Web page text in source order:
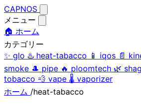
CAPNOS
メニュー
🏠 ホーム
カテゴリー
✨ glo ♨️ heat-tabacco 📱 iqos 📄
smoke 🎩 pipe 🔥 ploomtech 🌿 shag
tobacco 💨 vape 🌡️ vaporizer
ホーム /heat-tabacco